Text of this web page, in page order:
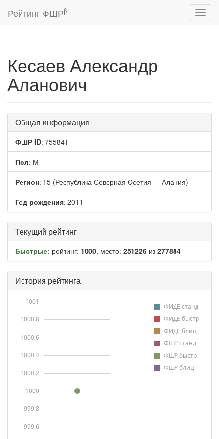
Рейтинг ФШРβ
Кесаев Александр
Аланович
Общая информация
ФШР ID: 755841
Пол: М
Регион: 15 (Республика Северная Осетия — Алания)
Год рождения: 2011
Текущий рейтинг
Быстрые: рейтинг: 1000, место: 251226 из 277884
История рейтинга
ФИДЕ станд
ФИДЕ быстр
ФИДЕ блиц
ФШР станд
ФШР быстр
ФШР блиц
999.6
999.8
1000
1000.2
1000.4
1000.6
1000.8
1001